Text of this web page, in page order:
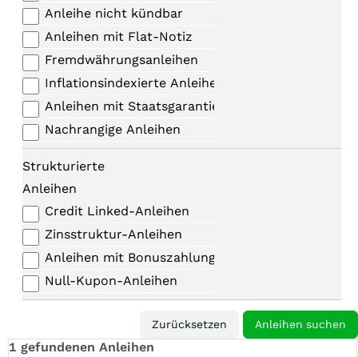
Anleihe nicht kündbar
Anleihen mit Flat-Notiz
Fremdwährungsanleihen
Inflationsindexierte Anleihen
Anleihen mit Staatsgarantie
Nachrangige Anleihen
Strukturierte
Anleihen
Credit Linked-Anleihen
Zinsstruktur-Anleihen
Anleihen mit Bonuszahlungen
Null-Kupon-Anleihen
1 gefundenen Anleihen